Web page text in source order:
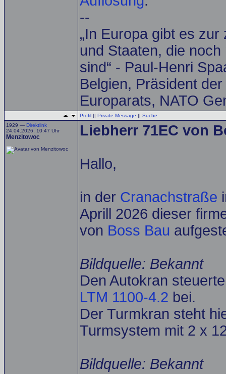
--
„In Europa gibt es
und Staaten, die
sind“ - Paul-Henri
Belgien, Präsident
Europarats, NATO
Profil || Private Message || Suche
1929 — Direktlink
24.04.2026, 10:47 Uhr
Menzitowoc Liebherr 71EC von
Hallo,
in der Cranachstraße
Aprill 2026 dieser
von Boss Bau
Bildquelle: Bekannt
Den Autokran
LTM 1100-4.2 bei.
Der Turmkran steht
Turmsystem mit 2 x
Bildquelle: Bekannt